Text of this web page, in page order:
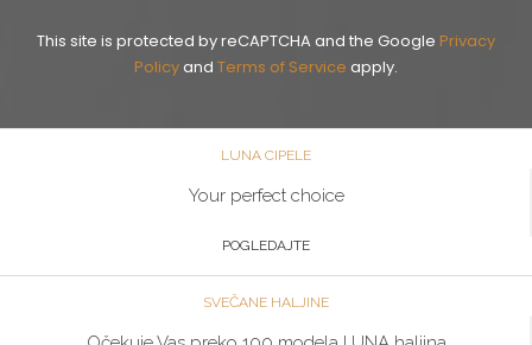
This site is protected by reCAPTCHA and the Google Privacy
Policyand Terms of Service apply.
LUNA CIPELE
Your perfect choice
POGLEDAJTE
SVEČANE HALJINE